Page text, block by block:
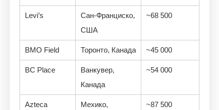
Levi’s
Сан-Франциско,
США
~68 500
BMO Field Торонто, Канада ~45 000
BC Place
Ванкувер,
Канада
~54 000
Azteca
Мехико,
~87 500